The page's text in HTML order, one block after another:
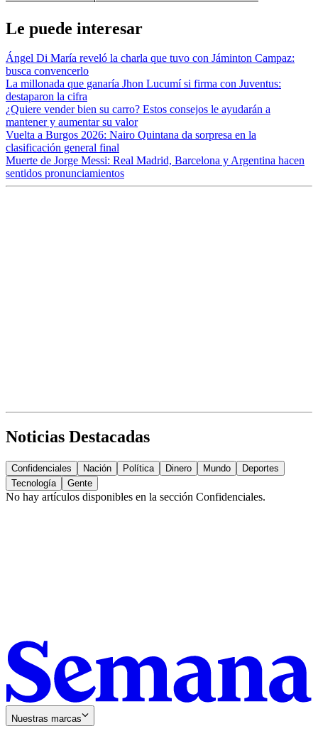
Le puede interesar
Ángel Di María reveló la charla que tuvo con Jáminton Campaz:
busca convencerlo
La millonada que ganaría Jhon Lucumí si firma con Juventus:
destaparon la cifra
¿Quiere vender bien su carro? Estos consejos le ayudarán a
mantener y aumentar su valor
Vuelta a Burgos 2026: Nairo Quintana da sorpresa en la
clasificación general final
Muerte de Jorge Messi: Real Madrid, Barcelona y Argentina hacen
sentidos pronunciamientos
Noticias Destacadas
Confidenciales Nación Política Dinero Mundo
Deportes
Tecnología
Gente
No hay artículos disponibles en la sección Confidenciales.
Nuestras marcas